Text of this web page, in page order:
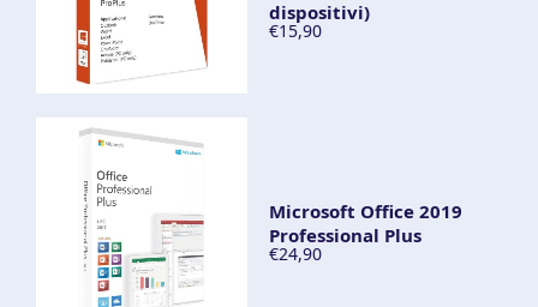
dispositivi)
€15,90
Microsoft Office 2019
Professional Plus
€24,90